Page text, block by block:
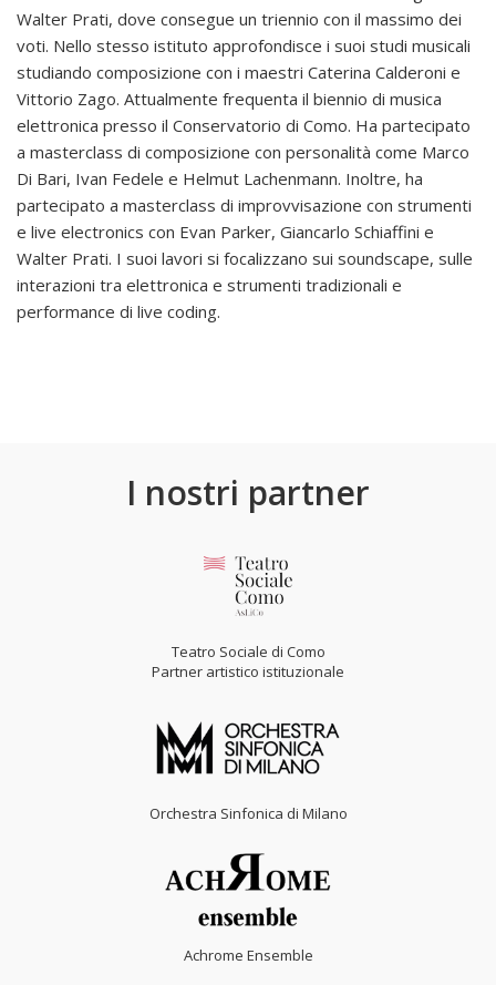
Walter Prati, dove consegue un triennio con il massimo dei
voti. Nello stesso istituto approfondisce i suoi studi musicali
studiando composizione con i maestri Caterina Calderoni e
Vittorio Zago. Attualmente frequenta il biennio di musica
elettronica presso il Conservatorio di Como. Ha partecipato
a masterclass di composizione con personalità come Marco
Di Bari, Ivan Fedele e Helmut Lachenmann. Inoltre, ha
partecipato a masterclass di improvvisazione con strumenti
e live electronics con Evan Parker, Giancarlo Schiaffini e
Walter Prati. I suoi lavori si focalizzano sui soundscape, sulle
interazioni tra elettronica e strumenti tradizionali e
performance di live coding.
I nostri partner
Teatro Sociale di Como
Partner artistico istituzionale
Orchestra Sinfonica di Milano
Achrome Ensemble